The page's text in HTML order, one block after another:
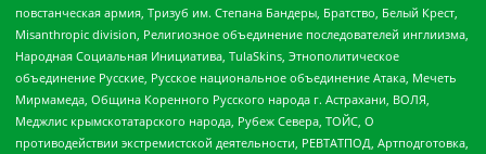
повстанческая армия, Тризуб им. Степана Бандеры, Братство, Белый Крест,
Misanthropic division, Религиозное объединение последователей инглиизма,
Народная Социальная Инициатива, TulaSkins, Этнополитическое
объединение Русские, Русское национальное объединение Атака, Мечеть
Мирмамеда, Община Коренного Русского народа г. Астрахани, ВОЛЯ,
Меджлис крымскотатарского народа, Рубеж Севера, ТОЙС, О
противодействии экстремистской деятельности, РЕВТАТПОД, Артподготовка,